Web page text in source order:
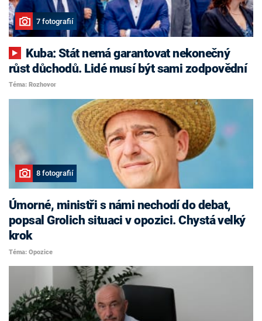
7 fotografií
růst důchodů. Lidé musí být sami zodpovědní
Téma: Rozhovor
8 fotografií
Úmorné, ministři s námi nechodí do debat,
popsal Grolich situaci v opozici. Chystá velký
krok
Téma: Opozice